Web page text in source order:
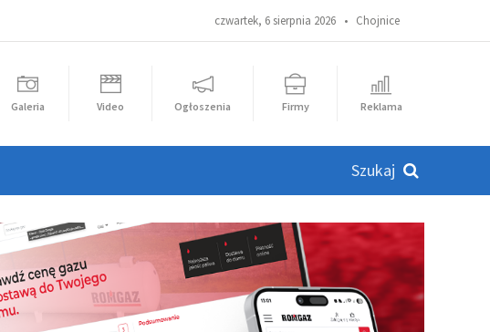
czwartek, 6 sierpnia 2026 • Chojnice
Galeria Video Ogłoszenia Firmy Reklama